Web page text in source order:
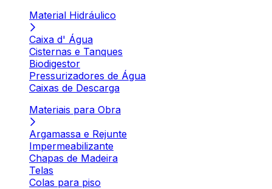
Material Hidráulico
Caixa d' Água
Cisternas e Tanques
Biodigestor
Pressurizadores de Água
Caixas de Descarga
Materiais para Obra
Argamassa e Rejunte
Impermeabilizante
Chapas de Madeira
Telas
Colas para piso